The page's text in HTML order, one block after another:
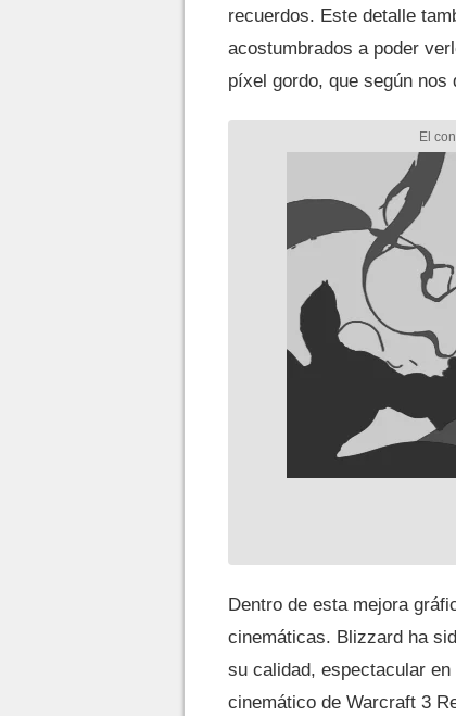
recuerdos. Este detalle
acostumbrados a poder
píxel gordo, que según nos
Dentro de esta mejora
cinemáticas. Blizzard ha
su calidad, espectacular
cinemático de Warcraft 3